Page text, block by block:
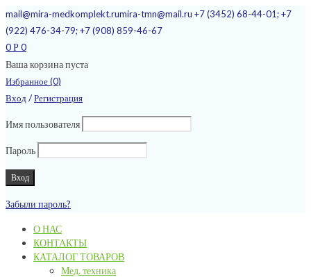
mail@mira-medkomplekt.rumira-tmn@mail.ru +7 (3452) 68-44-01; +7
(922) 476-34-79; +7 (908) 859-46-67
0 Р 0
Ваша корзина пуста
Избранное (0)
Вход /Регистрация
Имя пользователя
Пароль
Забыли пароль?
О НАС
КОНТАКТЫ
КАТАЛОГ ТОВАРОВ
Мед. техника